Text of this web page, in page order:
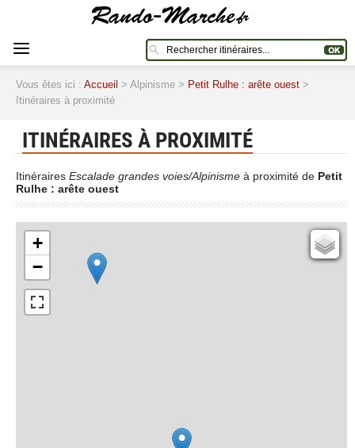
Vous êtes ici : Accueil > Alpinisme > Petit Rulhe : arête ouest >
Itinéraires à proximité
ITINÉRAIRES À PROXIMITÉ
Itinéraires Escalade grandes voies/Alpinisme à proximité de Petit
Rulhe : arête ouest
+
−